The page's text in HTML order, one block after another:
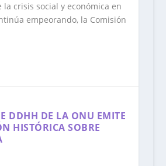
la crisis social y económica en
empeorando, la Comisión
DDHH DE LA ONU EMITE
HISTÓRICA SOBRE